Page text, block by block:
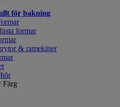
för bakning
formar
& ramekiner
Färg